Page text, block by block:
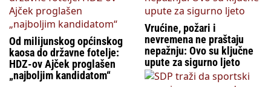
Od milijunskog općinskog
kaosa do državne fotelje:
HDZ-ov Ajček proglašen
„najboljim kandidatom“
Vrućine, požari i
nevremena ne praštaju
nepažnju: Ovo su ključne
upute za sigurno ljeto